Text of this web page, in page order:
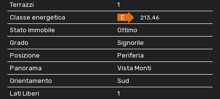
Terrazzi
1
Classe energetica
E 213,46
Stato Immobile
Ottimo
Grado
Signorile
Posizione
Periferia
Panorama
Vista Monti
Orientamento
Sud
Lati Liberi
1